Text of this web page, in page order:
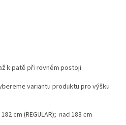
k patě při rovném postoji
variantu produktu pro výšku
cm (REGULAR); nad 183 cm